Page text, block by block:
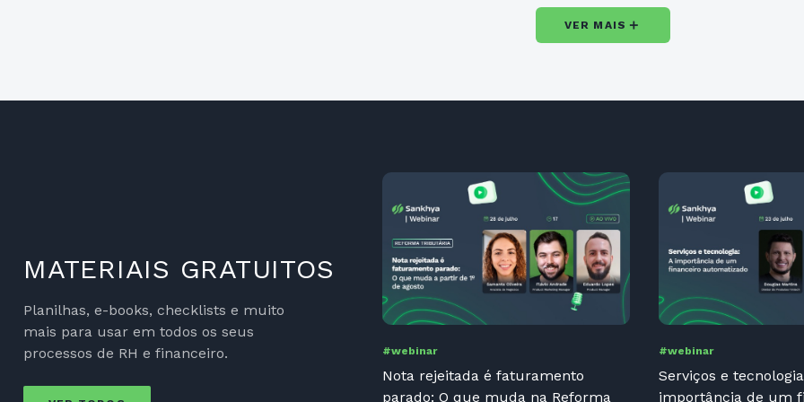
VER MAIS ＋
MATERIAIS GRATUITOS
Planilhas, e-books, checklists e muito
mais para usar em todos os seus
processos de RH e financeiro.
#webinar
Nota rejeitada é faturamento
parado: O que muda na Reforma
#webinar
Serviços e
importância de um